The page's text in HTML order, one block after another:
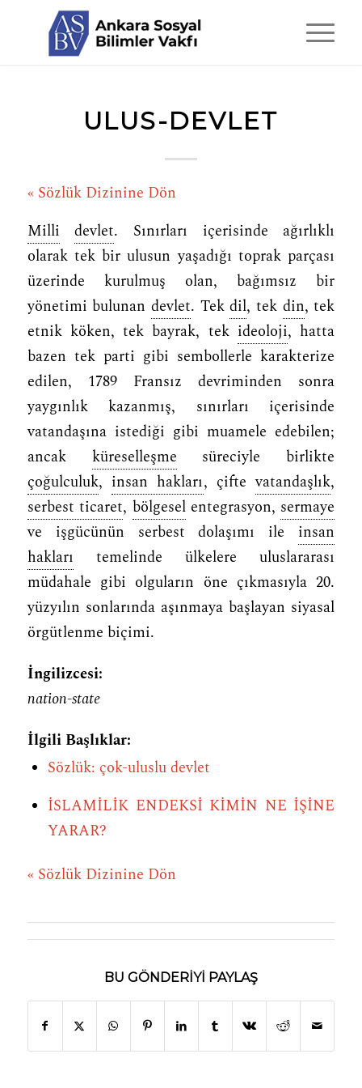
ULUS-DEVLET
« Sözlük Dizinine Dön
Milli
devlet. Sınırları içerisinde ağırlıklı
olarak tek bir ulusun yaşadığı toprak parçası
üzerinde kurulmuş olan, bağımsız bir
yönetimi bulunan devlet. Tekdil, tek din, tek
etnik köken, tek bayrak, tek ideoloji, hatta
bazen tek parti gibi sembollerle karakterize
edilen, 1789 Fransız devriminden sonra
yaygınlık kazanmış, sınırları içerisinde
vatandaşına istediği gibi muamele edebilen;
ancak küreselleşme süreciyle birlikte
çoğulculuk, insan hakları, çiftevatandaşlık,
serbest ticaret, bölgeselentegrasyon, sermaye
ve işgücünün serbest dolaşımı ile insan
hakları temelinde ülkelere uluslararası
müdahale gibi olguların öne çıkmasıyla 20.
yüzyılın sonlarında aşınmaya başlayan siyasal
örgütlenme biçimi.
İngilizcesi:
nation-state
İlgili Başlıklar:
Sözlük: çok-uluslu devlet
İSLAMİLİK ENDEKSİ KİMİN NE İŞİNE
YARAR?
« Sözlük Dizinine Dön
BU GÖNDERIYI PAYLAŞ